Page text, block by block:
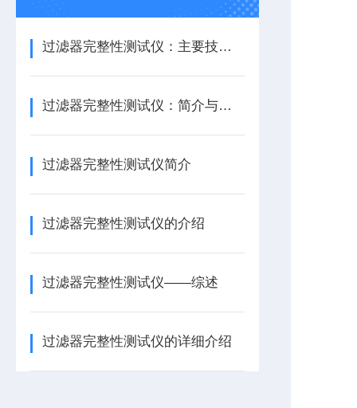
过滤器完整性测试仪：主要技术参数
过滤器完整性测试仪：简介与应用
过滤器完整性测试仪简介
过滤器完整性测试仪的介绍
过滤器完整性测试仪——综述
过滤器完整性测试仪的详细介绍